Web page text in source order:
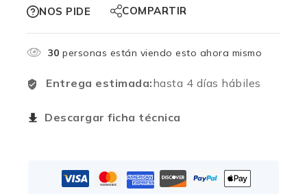
NOS PIDE
COMPARTIR
30 personas están viendo esto ahora mismo
Entrega estimada:hasta 4 días hábiles
Descargar ficha técnica